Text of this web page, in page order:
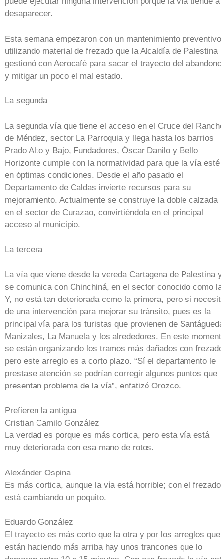
desaparecer.
Esta semana empezaron con un mantenimiento preventivo
utilizando material de frezado que la Alcaldía de Palestina
gestionó con Aerocafé para sacar el trayecto del abandono
y mitigar un poco el mal estado.
La segunda
La segunda vía que tiene el acceso en el Cruce del
de Méndez, sector La Parroquia y llega hasta los barrios
Prado Alto y Bajo, Fundadores, Óscar Danilo y Bello
Horizonte cumple con la normatividad para que la vía esté
en óptimas condiciones. Desde el año pasado el
Departamento de Caldas invierte recursos para su
mejoramiento. Actualmente se construye la doble calzada
en el sector de Curazao, convirtiéndola en el principal
acceso al municipio.
La tercera
La vía que viene desde la vereda Cartagena de Palestina
se comunica con Chinchiná, en el sector conocido como
Y, no está tan deteriorada como la primera, pero si
de una intervención para mejorar su tránsito, pues es la
principal vía para los turistas que provienen de
Manizales, La Manuela y los alrededores. En este
se están organizando los tramos más dañados con
pero este arreglo es a corto plazo. “Sí el departamento le
prestase atención se podrían corregir algunos puntos que
presentan problema de la vía”, enfatizó Orozco.
Prefieren la antigua
Cristian Camilo González
La verdad es porque es más cortica, pero esta vía está
muy deteriorada con esa mano de rotos.
Alexánder Ospina
Es más cortica, aunque la vía está horrible; con el frezado
está cambiando un poquito.
Eduardo González
El trayecto es más corto que la otra y por los arreglos que
están haciendo más arriba hay unos trancones que lo